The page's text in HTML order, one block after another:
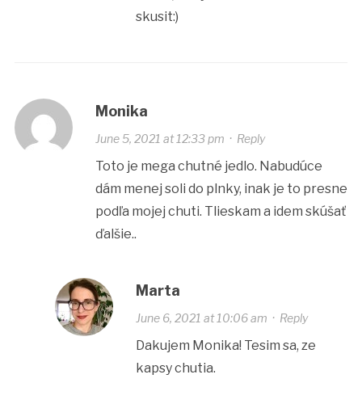
skusit:)
Monika
June 5, 2021 at 12:33 pm · Reply
Toto je mega chutné jedlo. Nabudúce
dám menej soli do plnky, inak je to presne
podľa mojej chuti. Tlieskam a idem skúšať
ďalšie..
Marta
June 6, 2021 at 10:06 am · Reply
Dakujem Monika! Tesim sa, ze
kapsy chutia.